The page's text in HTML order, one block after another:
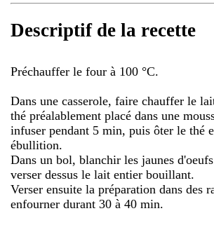
Descriptif de la recette
Préchauffer le four à 100 °C.
Dans une casserole, faire chauffer le
thé préalablement placé dans une
infuser pendant 5 min, puis ôter le thé
ébullition.
Dans un bol, blanchir les jaunes
verser dessus le lait entier bouillant.
Verser ensuite la préparation dans des
enfourner durant 30 à 40 min.